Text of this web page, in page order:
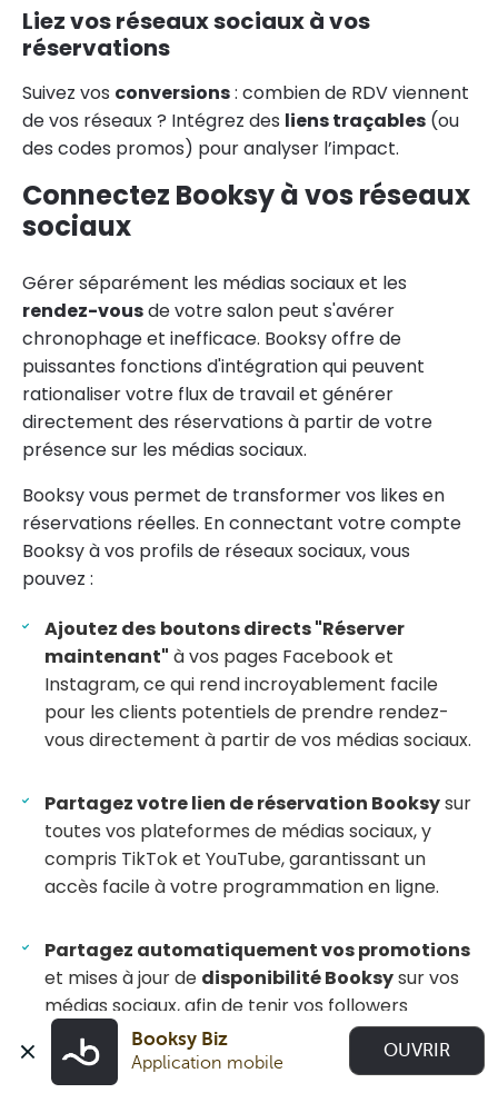
Booksy Biz
Application mobile
OUVRIR
Liez vos réseaux sociaux à vos
réservations
Suivez vos conversions: combien de RDV viennent
de vos réseaux ? Intégrez des liens traçables (ou
des codes promos) pour analyser l’impact.
Connectez Booksy à vos réseaux
sociaux
Gérer séparément les médias sociaux et les
rendez-vousde votre salon peut s'avérer
chronophage et inefficace. Booksy offre de
puissantes fonctions d'intégration qui peuvent
rationaliser votre flux de travail et générer
directement des réservations à partir de votre
présence sur les médias sociaux.
Booksy vous permet de transformer vos likes en
réservations réelles. En connectant votre compte
Booksy à vos profils de réseaux sociaux, vous
pouvez :
Ajoutez des boutons directs "Réserver
maintenant" à vos pages Facebook et
Instagram, ce qui rend incroyablement facile
pour les clients potentiels de prendre rendez-
vous directement à partir de vos médias sociaux.
Partagez votre lien de réservation Booksysur
toutes vos plateformes de médias sociaux, y
compris TikTok et YouTube, garantissant un
accès facile à votre programmation en ligne.
Partagez automatiquement vos promotions
et mises à jour de disponibilité Booksysur vos
médias sociaux, afin de tenir vos followers
informés et d'encourager les réservations.